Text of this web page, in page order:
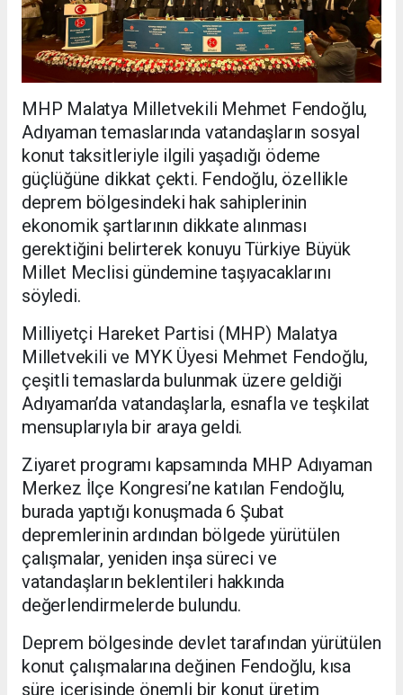
MHP Malatya Milletvekili Mehmet Fendoğlu,
Adıyaman temaslarında vatandaşların sosyal
konut taksitleriyle ilgili yaşadığı ödeme
güçlüğüne dikkat çekti. Fendoğlu, özellikle
deprem bölgesindeki hak sahiplerinin
ekonomik şartlarının dikkate alınması
gerektiğini belirterek konuyu Türkiye Büyük
Millet Meclisi gündemine taşıyacaklarını
söyledi.
Milliyetçi Hareket Partisi (MHP) Malatya
Milletvekili ve MYK Üyesi Mehmet Fendoğlu,
çeşitli temaslarda bulunmak üzere geldiği
Adıyaman’da vatandaşlarla, esnafla ve teşkilat
mensuplarıyla bir araya geldi.
Ziyaret programı kapsamında MHP Adıyaman
Merkez İlçe Kongresi’ne katılan Fendoğlu,
burada yaptığı konuşmada 6 Şubat
depremlerinin ardından bölgede yürütülen
çalışmalar, yeniden inşa süreci ve
vatandaşların beklentileri hakkında
değerlendirmelerde bulundu.
Deprem bölgesinde devlet tarafından yürütülen
konut çalışmalarına değinen Fendoğlu, kısa
süre içerisinde önemli bir konut üretim